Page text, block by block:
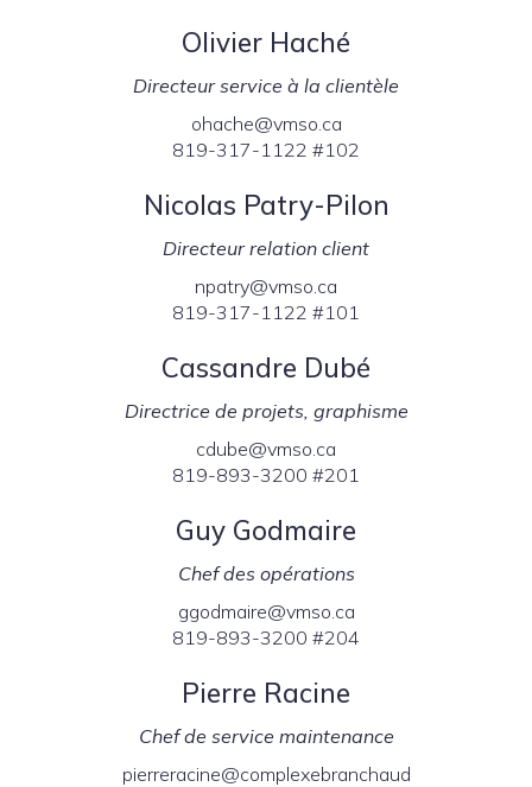
Olivier Haché
Directeur service à la clientèle
ohache@vmso.ca
819-317-1122 #102
Nicolas Patry-Pilon
Directeur relation client
npatry@vmso.ca
819-317-1122 #101
Cassandre Dubé
Directrice de projets, graphisme
cdube@vmso.ca
819-893-3200 #201
Guy Godmaire
Chef des opérations
ggodmaire@vmso.ca
819-893-3200 #204
Pierre Racine
Chef de service maintenance
pierreracine@complexebranchaud